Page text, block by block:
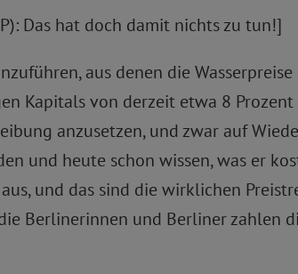
Das hat doch damit nichts zu tun!]
aus denen die
Kapitals von derzeit etwa 8
anzusetzen, und zwar auf
und heute schon wissen, was er
und das sind die wirklichen
Berlinerinnen und Berliner zahlen